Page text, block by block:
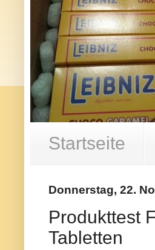
Startseite
Donnerstag, 22.
Produkttest
Tabletten